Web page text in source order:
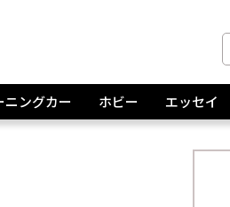
ニングカー ホビー エッセイ